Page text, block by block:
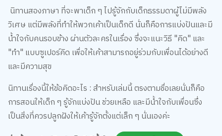
วิเศษ แต่มีพลังที่ทำให้พวกเค้าเป็นเด็กดี นั่นก็คือการแบ่งปันและมี
น้ำใจกับคนรอบข้าง ผ่านตัวละครในเรื่อง ซึ่งจะแนะวิธี "คิด" และ
"ทำ" แบบซูเปอร์คิด เพื่อให้เค้าสามารถอยู่ร่วมกับเพื่อนได้อย่างดี
และมีความสุข
นิทานเรื่องนี้ให้ข้อคิดอะไร : สำหรับเล่มนี้ ตรงตามชื่อเลยนั่นก็คือ
การสอนให้เด็ก ๆ รู้จักแบ่งปัน ช่วยเหลือ และมีน้ำใจกับเพื่อนซึ่ง
เป็นสิ่งที่ควรปลูกฝังให้เค้ารู้จักตั้งแต่เล็ก ๆ นั่นเองค่ะ
สั่งซื้อ ซูเปอร์คิดส์ เด็กดี มีน้ำใจ
คลิก